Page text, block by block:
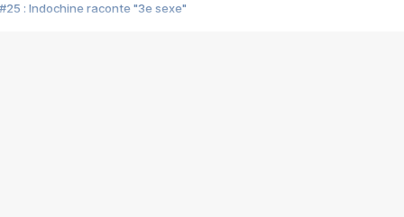
#25 : Indochine raconte "3e sexe"